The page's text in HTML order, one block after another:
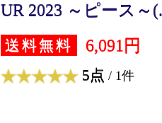
UR 2023 ～ピース～
送料無料 6,091円
5点 / 1件